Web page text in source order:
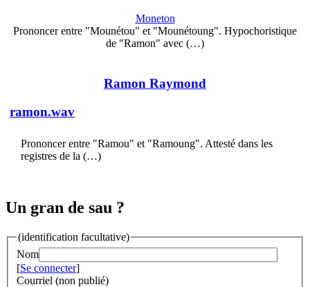
Moneton
Prononcer entre "Mounétou" et "Mounétoung". Hypochoristique
de "Ramon" avec (…)
Ramon Raymond
ramon.wav
Prononcer entre "Ramou" et "Ramoung". Attesté dans les
registres de la (…)
Un gran de sau ?
(identification facultative)
Nom
[Se connecter]
Courriel (non publié)